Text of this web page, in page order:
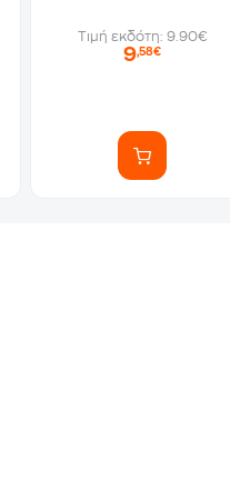
Τιμή εκδότη: 9.90€
9,58€